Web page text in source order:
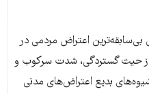
آبان ۹۸ را می‌­توان بی‌­سابقه‌­ترین اعتراض مردمی در
از حیث گستردگی، شدت سرکوب و
بدیع اعتراض‌­های مدنی